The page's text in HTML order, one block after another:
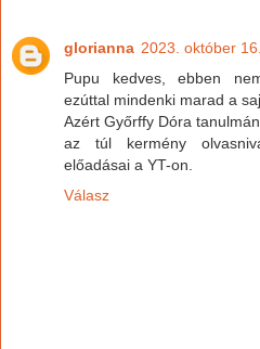
glorianna 2023. október
Pupu kedves, ebben
ezúttal mindenki marad a
Azért Győrffy Dóra
az túl kermény
előadásai a YT-on.
Válasz